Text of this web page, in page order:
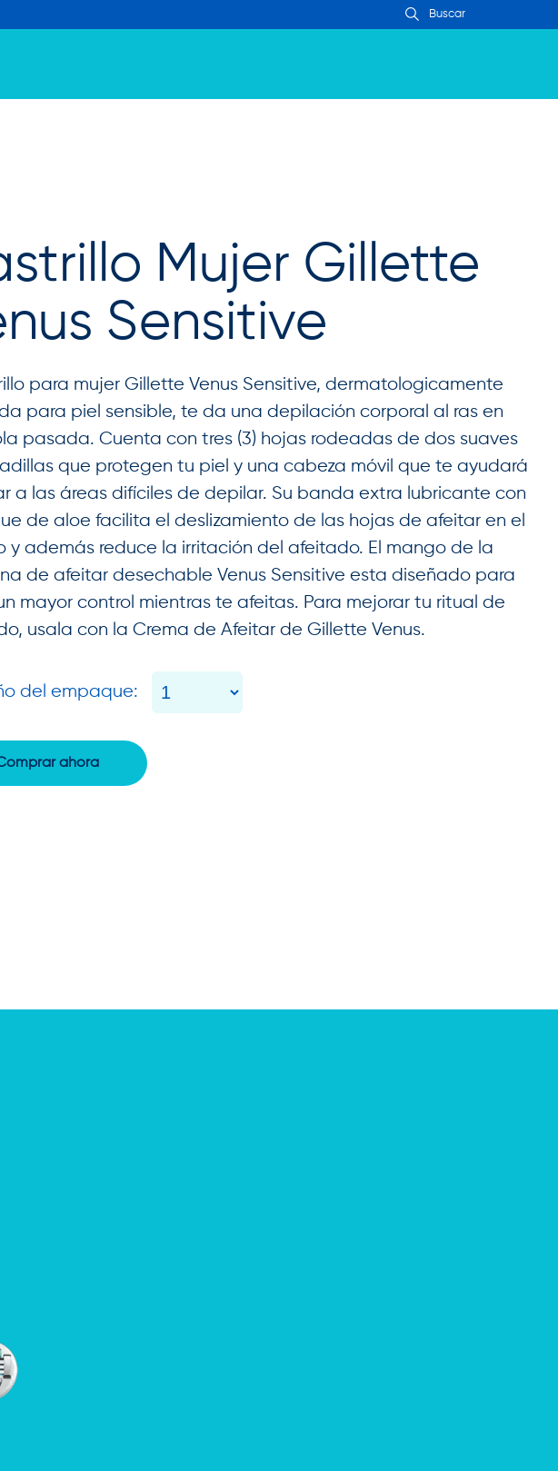
Mujer Gillette
Sensitive
para mujer Gillette Venus Sensitive, dermatologicamente
para piel sensible, te da una depilación corporal al ras en
pasada. Cuenta con tres (3) hojas rodeadas de dos suaves
que protegen tu piel y una cabeza móvil que te ayudará
a las áreas difíciles de depilar. Su banda extra lubricante con
de aloe facilita el deslizamiento de las hojas de afeitar en el
y además reduce la irritación del afeitado. El mango de la
de afeitar desechable Venus Sensitive esta diseñado para
mayor control mientras te afeitas. Para mejorar tu ritual de
usala con la Crema de Afeitar de Gillette Venus.
del empaque:
ahora